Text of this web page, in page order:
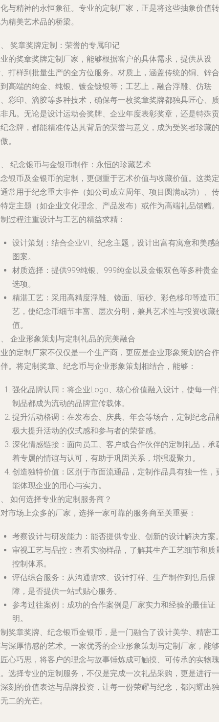
与精神的永恒象征。专业的定制厂家，正是将这些抽象价值转
精美艺术品的桥梁。
奖章奖牌定制：荣誉的专属印记
的奖章奖牌定制厂家，能够根据客户的具体需求，提供从设
打样到批量生产的全方位服务。材质上，涵盖传统的铜、锌合
高端的纯金、纯银、镀金镀银等；工艺上，融合浮雕、仿珐
彩印、滴胶等多种技术，确保每一枚奖章奖牌都独具匠心、质
凡。无论是设计运动会奖牌、企业年度表彰奖章，还是特殊贡
念牌，都能精准传达其背后的荣誉与意义，成为受奖者珍藏的
。
纪念银币与金银币制作：永恒的珍藏艺术
银币及金银币的定制，更侧重于艺术价值与收藏价值。这类定
常用于纪念重大事件（如公司成立周年、项目圆满成功）、传
定主题（如企业文化理念、产品发布）或作为高端礼品馈赠。
过程注重设计与工艺的精益求精：
设计策划 ：结合企业VI、纪念主题，设计出富有寓意和美感
图案。
材质选择 ：提供999纯银、999纯金以及金银双色等多种贵
选项。
精湛工艺 ：采用高精度浮雕、镜面、喷砂、彩色移印等造币
艺，使纪念币细节丰富、层次分明，兼具艺术性与投资收藏
值。
企业形象策划与定制礼品的完美融合
的定制厂家不仅仅是一个生产商，更应是企业形象策划的合作
。将定制奖章、纪念币与企业形象策划相结合，能够：
强化品牌认同 ：将企业Logo、核心价值融入设计，使每一
制品都成为流动的品牌宣传载体。
提升活动格调 ：在发布会、庆典、年会等场合，定制纪念品
极大提升活动的仪式感和参与者的荣誉感。
深化情感链接 ：面向员工、客户或合作伙伴的定制礼品，承
着专属的情谊与认可，有助于巩固关系，增强凝聚力。
创造独特价值 ：区别于市面流通品，定制作品具有独一性，
能体现企业的用心与实力。
如何选择专业的定制服务商？
市场上众多的厂家，选择一家可靠的服务商至关重要：
考察设计与研发能力 ：能否提供专业、创新的设计解决方案
审视工艺与品控 ：查看实物样品，了解其生产工艺细节和质
控制体系。
评估综合服务 ：从沟通需求、设计打样、生产制作到售后保
障，是否提供一站式贴心服务。
参考过往案例 ：成功的合作案例是厂家实力和经验的最佳证
明。
奖章奖牌、纪念银币金银币，是一门融合了设计美学、精密工
深厚情感的艺术。一家优秀的企业形象策划与定制厂家，能够
心巧思，将客户的理念与故事锤炼成可触摸、可传承的实物瑰
选择专业的定制服务，不仅是完成一次礼品采购，更是进行一
刻的价值表达与品牌投资，让每一份荣耀与纪念，都闪耀出独
二的光芒。